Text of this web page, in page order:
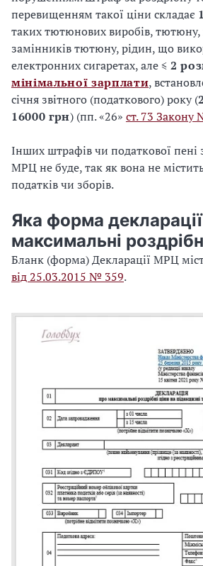
перевищенням такої ціни складає
таких тютюнових виробів,
замінників тютюну, рідин, що
електронних сигаретах, але ≤ 2
мінімальної зарплати,
січня звітного (податкового) року (
16000 грн) (пп. «26» ст. 73 Закону
Інших штрафів чи податкової пені
МРЦ не буде, так як вона не
податків чи зборів.
Яка форма
максимальні
Бланк (форма) Декларації МРЦ
від 25.03.2015 № 359.